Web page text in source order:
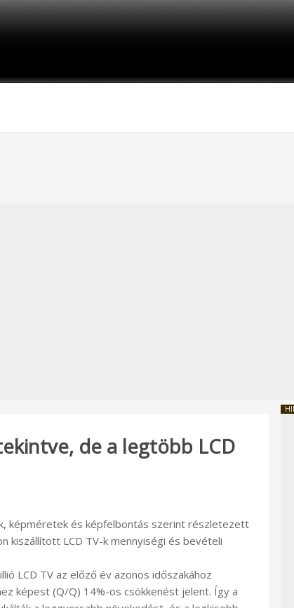
de a legtöbb LCD
képméretek és képfelbontás szerint részletezett
kiszállított LCD TV-k mennyiségi és bevételi
LCD TV az előző év azonos időszakához
képest (Q/Q) 14%-os csökkenést jelent. Így a